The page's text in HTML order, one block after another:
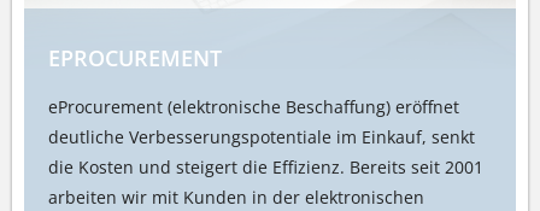
EPROCUREMENT
eProcurement (elektronische Beschaffung) eröffnet
deutliche Verbesserungspotentiale im Einkauf, senkt
die Kosten und steigert die Effizienz. Bereits seit 2001
arbeiten wir mit Kunden in der elektronischen